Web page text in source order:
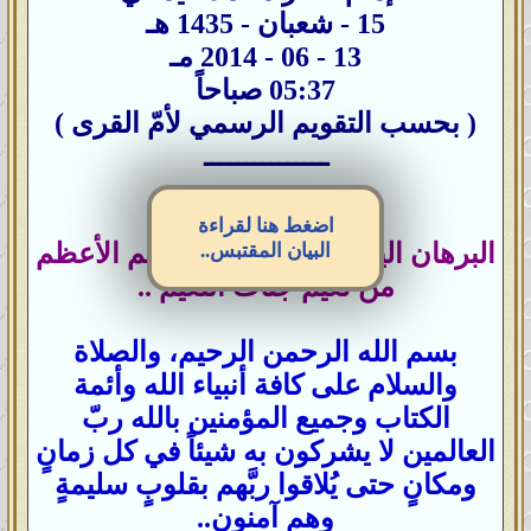
15 - شعبان - 1435 هـ
13 - 06 - 2014 مـ
05:37 صباحاً
( بحسب التقويم الرسمي لأمّ القرى )
ـــــــــــــــ
البرهان اليقين على حقيقة النَّعيم الأعظم
من نعيم جنَّات النَّعيم ..
بسم الله الرحمن الرحيم، والصلاة
والسلام على كافة أنبياء الله وأئمة
الكتاب وجميع المؤمنين بالله ربّ
العالمين لا يشركون به شيئاً في كل زمانٍ
ومكانٍ حتى يُلاقوا ربَّهم بقلوبٍ سليمةٍ
وهم آمنون..
اضغط هنا لقراءة
البيان المقتبس..